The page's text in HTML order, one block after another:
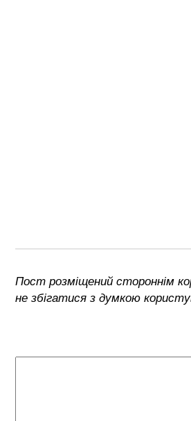
Пост розміщений стороннім
не збігатися з думкою